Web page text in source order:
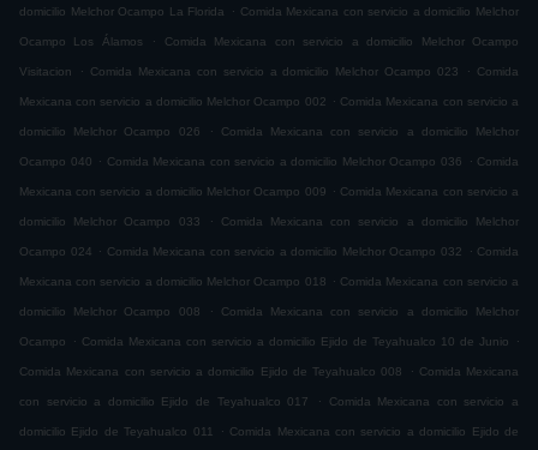
domicilio Melchor Ocampo La Florida . Comida Mexicana con servicio a domicilio Melchor
Ocampo Los Álamos . Comida Mexicana con servicio a domicilio Melchor Ocampo
Visitacion . Comida Mexicana con servicio a domicilio Melchor Ocampo 023 . Comida
Mexicana con servicio a domicilio Melchor Ocampo 002 . Comida Mexicana con servicio a
domicilio Melchor Ocampo 026 . Comida Mexicana con servicio a domicilio Melchor
Ocampo 040 . Comida Mexicana con servicio a domicilio Melchor Ocampo 036 . Comida
Mexicana con servicio a domicilio Melchor Ocampo 009 . Comida Mexicana con servicio a
domicilio Melchor Ocampo 033 . Comida Mexicana con servicio a domicilio Melchor
Ocampo 024 . Comida Mexicana con servicio a domicilio Melchor Ocampo 032 . Comida
Mexicana con servicio a domicilio Melchor Ocampo 018 . Comida Mexicana con servicio a
domicilio Melchor Ocampo 008 . Comida Mexicana con servicio a domicilio Melchor
Ocampo . Comida Mexicana con servicio a domicilio Ejido de Teyahualco 10 de Junio .
Comida Mexicana con servicio a domicilio Ejido de Teyahualco 008 . Comida Mexicana
con servicio a domicilio Ejido de Teyahualco 017 . Comida Mexicana con servicio a
domicilio Ejido de Teyahualco 011 . Comida Mexicana con servicio a domicilio Ejido de